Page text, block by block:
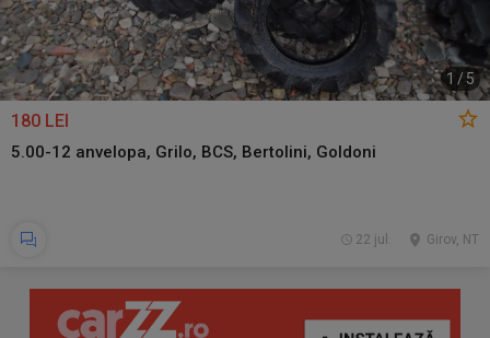
1 / 5
180 LEI
5.00-12 anvelopa, Grilo, BCS, Bertolini, Goldoni
Girov, NT
22 jul.